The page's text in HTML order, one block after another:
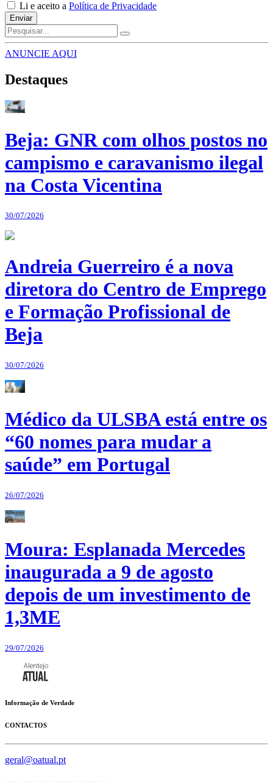
Li e aceito a Política de Privacidade
Enviar
ANUNCIE AQUI
Destaques
Beja: GNR com olhos postos no
campismo e caravanismo ilegal
na Costa Vicentina
30/07/2026
Andreia Guerreiro é a nova
diretora do Centro de Emprego
e Formação Profissional de
Beja
30/07/2026
Médico da ULSBA está entre os
“60 nomes para mudar a
saúde” em Portugal
26/07/2026
Moura: Esplanada Mercedes
inaugurada a 9 de agosto
depois de um investimento de
1,3ME
29/07/2026
Informação de Verdade
CONTACTOS
geral@oatual.pt